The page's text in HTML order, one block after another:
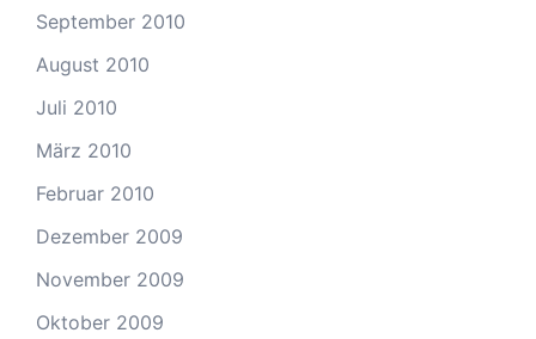
September 2010
August 2010
Juli 2010
März 2010
Februar 2010
Dezember 2009
November 2009
Oktober 2009